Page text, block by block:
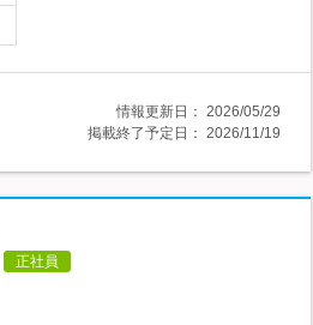
情報更新日： 2026/05/29
掲載終了予定日： 2026/11/19
正社員